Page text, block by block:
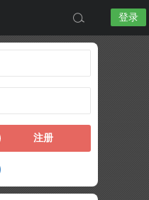
登录
注册